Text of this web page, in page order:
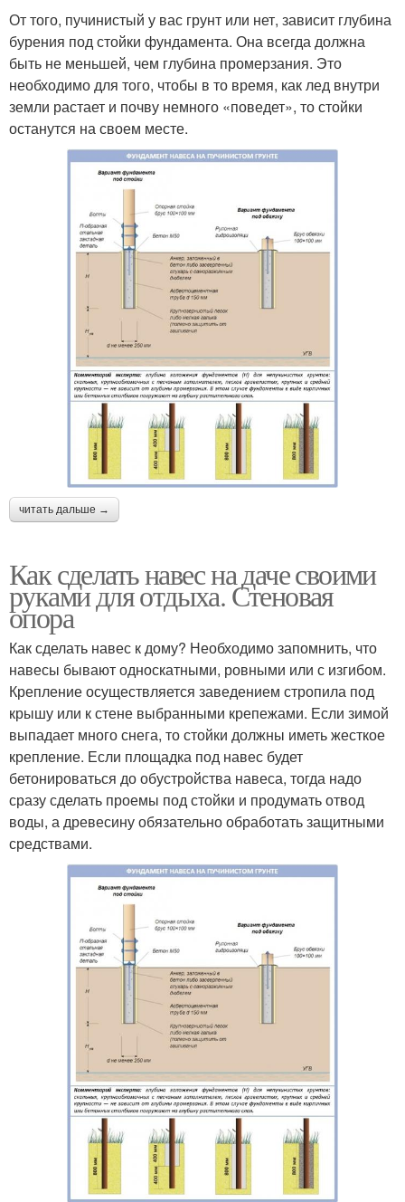
От того, пучинистый у вас грунт или нет, зависит глубина
бурения под стойки фундамента. Она всегда должна
быть не меньшей, чем глубина промерзания. Это
необходимо для того, чтобы в то время, как лед внутри
земли растает и почву немного «поведет», то стойки
останутся на своем месте.
читать дальше →
Как сделать навес на даче своими
руками для отдыха. Стеновая
опора
Как сделать навес к дому? Необходимо запомнить, что
навесы бывают односкатными, ровными или с изгибом.
Крепление осуществляется заведением стропила под
крышу или к стене выбранными крепежами. Если зимой
выпадает много снега, то стойки должны иметь жесткое
крепление. Если площадка под навес будет
бетонироваться до обустройства навеса, тогда надо
сразу сделать проемы под стойки и продумать отвод
воды, а древесину обязательно обработать защитными
средствами.